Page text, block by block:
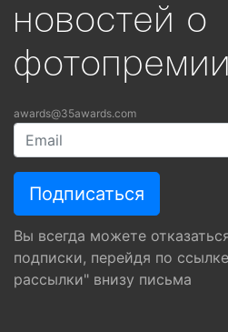
новостей о
фотопремии
awards@35awards.com
Вы всегда можете
подписки, перейдя по
рассылки" внизу письма